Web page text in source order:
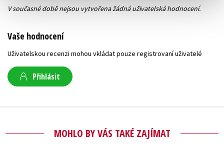
V současné době nejsou vytvořena žádná uživatelská hodnocení.
Vaše hodnocení
Uživatelskou recenzi mohou vkládat pouze registrovaní uživatelé
Přihlásit
MOHLO BY VÁS TAKÉ ZAJÍMAT